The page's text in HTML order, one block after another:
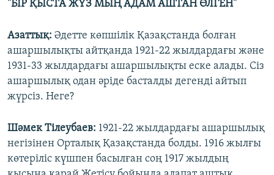
"БІР ҚЫСТА ЖҮЗ МЫҢ АДАМ АШТАН ӨЛГЕН"
Азаттық: Әдетте көпшілік Қазақстанда болған
ашаршылықты айтқанда 1921-22 жылдардағы және
1931-33 жылдардағы ашаршылықты еске алады. Сіз
ашаршылық одан әріде басталды дегенді айтып
жүрсіз. Неге?
Шәмек Тілеубаев: 1921-22 жылдардағы ашаршылық
негізінен Орталық Қазақстанда болды. 1916 жылғы
көтеріліс күшпен басылған соң 1917 жылдың